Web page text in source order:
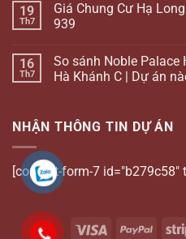
19
Th7
Giá Chung Cư Hạ
939
16
Th7
So sánh Noble Palace
Hà Khánh C | Dự án
NHẬN THÔNG TIN DỰ ÁN
[contact-form-7 id="b279c58"